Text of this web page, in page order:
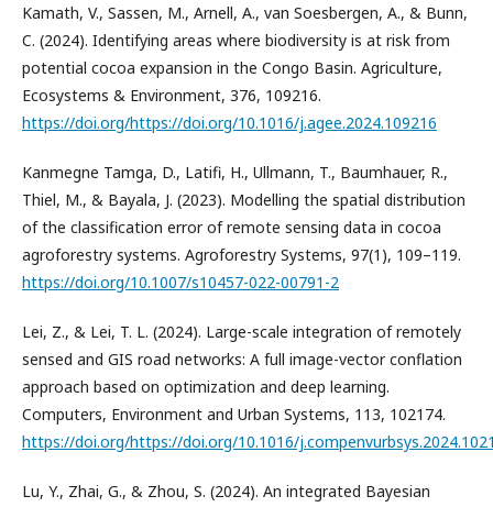
Kamath, V., Sassen, M., Arnell, A., van Soesbergen, A., & Bunn,
C. (2024). Identifying areas where biodiversity is at risk from
potential cocoa expansion in the Congo Basin. Agriculture,
Ecosystems & Environment, 376, 109216.
https://doi.org/https://doi.org/10.1016/j.agee.2024.109216
Kanmegne Tamga, D., Latifi, H., Ullmann, T., Baumhauer, R.,
Thiel, M., & Bayala, J. (2023). Modelling the spatial distribution
of the classification error of remote sensing data in cocoa
agroforestry systems. Agroforestry Systems, 97(1), 109–119.
https://doi.org/10.1007/s10457-022-00791-2
Lei, Z., & Lei, T. L. (2024). Large-scale integration of remotely
sensed and GIS road networks: A full image-vector conflation
approach based on optimization and deep learning.
Computers, Environment and Urban Systems, 113, 102174.
https://doi.org/https://doi.org/10.1016/
Lu, Y., Zhai, G., & Zhou, S. (2024). An integrated Bayesian